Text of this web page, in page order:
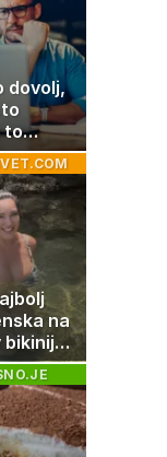
dovolj,
to
da
na
bikiniju